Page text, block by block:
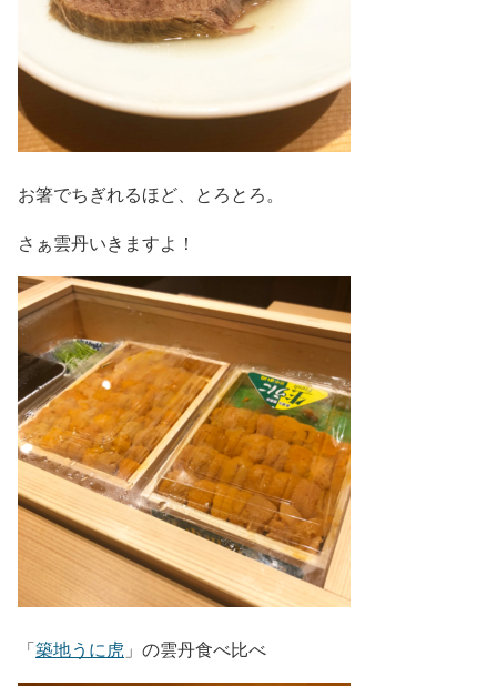
お箸でちぎれるほど、とろとろ。
さぁ雲丹いきますよ！
「築地うに虎 」の雲丹食べ比べ